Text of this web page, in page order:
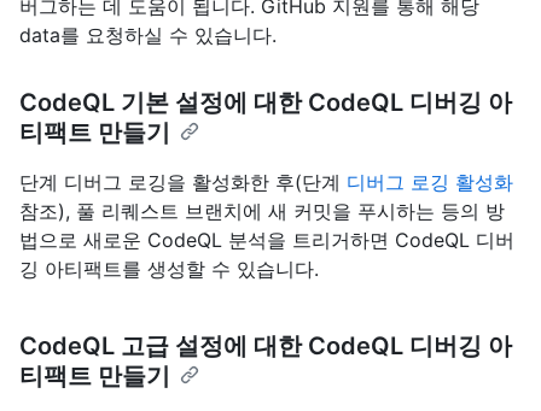
버그하는 데 도움이 됩니다. GitHub 지원를 통해 해당
data를 요청하실 수 있습니다.
CodeQL 기본 설정에 대한 CodeQL 디버깅 아
티팩트 만들기
단계 디버그 로깅을 활성화한 후(단계 디버그 로깅 활성화
참조), 풀 리퀘스트 브랜치에 새 커밋을 푸시하는 등의 방
법으로 새로운 CodeQL 분석을 트리거하면 CodeQL 디버
깅 아티팩트를 생성할 수 있습니다.
CodeQL 고급 설정에 대한 CodeQL 디버깅 아
티팩트 만들기